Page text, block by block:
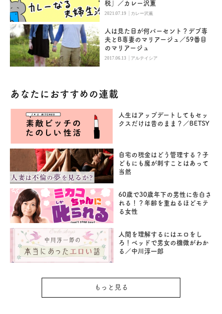
税」／カレー沢薫
2021.07.19 | カレー沢薫
人は見た目が何パーセント？デブ専
夫とB専妻のマリアージュ／59番目
のマリアージュ
2017.06.13 | アルテイシア
あなたにおすすめの連載
人生はアップデートしてもセッ
クスだけは昔のまま？／BETSY
自宅の現金はどう管理する？子
どもにも魔が刺すことはあって
当然
60歳で30歳年下の男性に告白さ
れる！？年齢を重ねるほどモテ
る女性
人間を理解するにはエロをし
ろ！ベッドで男女の機微がわか
る／中川淳一郎
もっと見る